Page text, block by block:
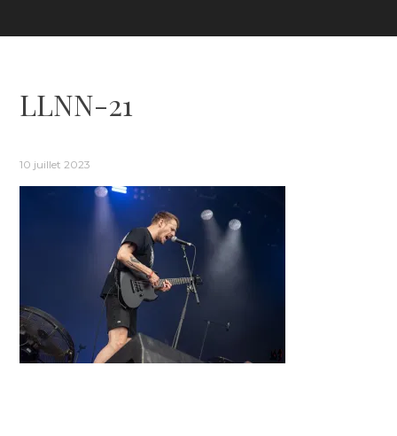
LLNN-21
10 juillet 2023